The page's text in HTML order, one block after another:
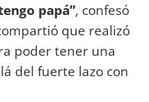
papá”, confesó
que realizó
poder tener una
del fuerte lazo con